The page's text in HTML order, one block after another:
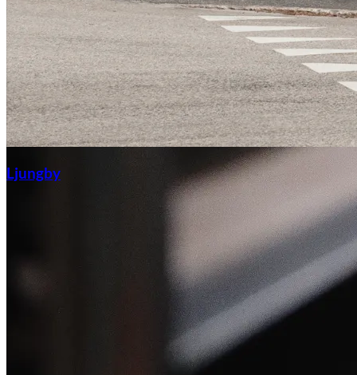
Ljungby